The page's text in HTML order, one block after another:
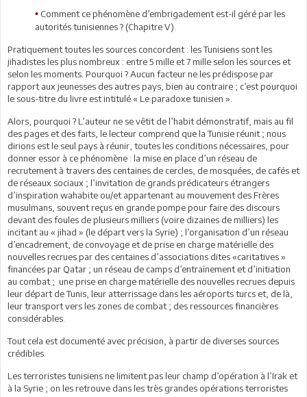
• Comment ce phénomène d’embrigadement est-il géré par les
autorités tunisiennes ? (Chapitre V).
Pratiquement toutes les sources concordent : les Tunisiens sont les
jihadistes les plus nombreux : entre 5 mille et 7 mille selon les sources et
selon les moments. Pourquoi ? Aucun facteur ne les prédispose par
rapport aux jeunesses des autres pays, bien au contraire ; c’est pourquoi
le sous-titre du livre est intitulé « Le paradoxe tunisien ».
Alors, pourquoi ? L’auteur ne se vêtit de l’habit démonstratif, mais au fil
des pages et des faits, le lecteur comprend que la Tunisie réunit ; nous
dirions est le seul pays à réunir, toutes les conditions nécessaires, pour
donner essor à ce phénomène : la mise en place d’un réseau de
recrutement à travers des centaines de cercles, de mosquées, de cafés et
de réseaux sociaux ; l’invitation de grands prédicateurs étrangers
d’inspiration wahabite ou/et appartenant au mouvement des Frères
musulmans, souvent reçus en grande pompe pour faire des discours
devant des foules de plusieurs milliers (voire dizaines de milliers) les
incitant au « jihad » (le départ vers la Syrie) ; l’organisation d’un réseau
d’encadrement, de convoyage et de prise en charge matérielle des
nouvelles recrues par des centaines d’associations dites «caritatives »
financées par Qatar ; un réseau de camps d’entraînement et d’initiation
au combat ; une prise en charge matérielle des nouvelles recrues depuis
leur départ de Tunis, leur atterrissage dans les aéroports turcs et, de là,
leur transport vers les zones de combat ; des ressources financières
considérables.
Tout cela est documenté avec précision, à partir de diverses sources
crédibles.
Les terroristes tunisiens ne limitent pas leur champ d’opération à l’Irak et
à la Syrie ; on les retrouve dans les très grandes opérations terroristes